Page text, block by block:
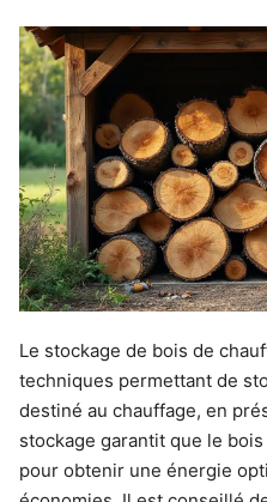
Le stockage de bois de
techniques permettant de
destiné au chauffage, en
stockage garantit que le
pour obtenir une énergie